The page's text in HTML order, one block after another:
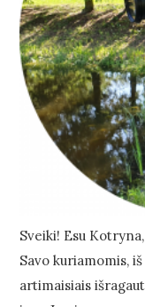
Sveiki! Esu
Savo kuriamomis,
artimaisiais